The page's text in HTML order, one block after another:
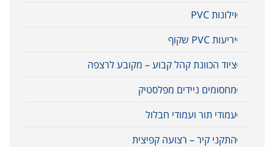
וילונות PVC
יריעות PVC שקוף
ציוד הכוונת קהל קבוע – מקובע לרצפה
מחסומים ניידים מפלסטיק
עמודי תור ועמודי חבלול
התקני קיר – רצועה קפיצית